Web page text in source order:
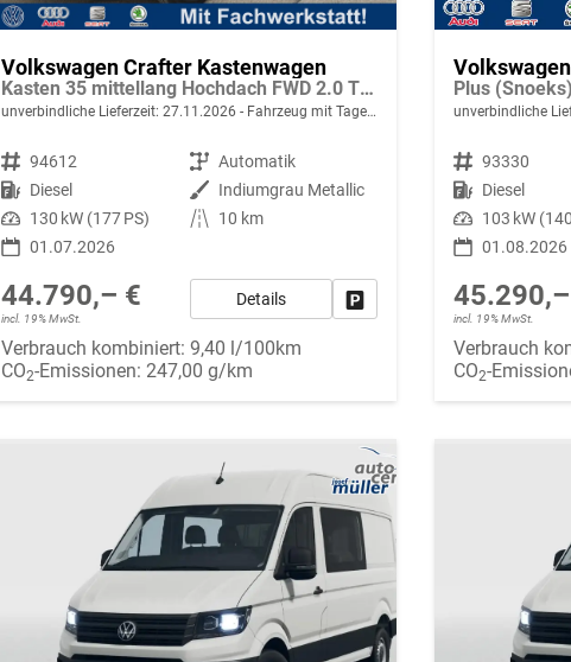
Volkswagen Crafter Kastenwagen
Kasten 35 mittellang Hochdach FWD 2.0 TDI L3H3 DSG LED AHK Kamera 270 Grad App PDC GRA
unverbindliche Lieferzeit: 27.11.2026 Fahrzeug mit Tageszulassung
Fahrzeugnr. 94612 Getriebe Automatik
Kraftstoff Diesel Außenfarbe Indiumgrau Metallic
Leistung 130 kW (177 PS) Kilometerstand
10 km
01.07.2026
44.790,– €
incl. 19% MwSt.
Details Fahrzeug parken
Verbrauch kombiniert: 9,40 l/100km
CO2-Emissionen: 247,00 g/km
unverbindliche
Fahrzeugnr. 93330
Kraftstoff Diesel
Leistung 103 kW
01.08.2026
incl. 19% MwSt.
Verbrauch
CO2-